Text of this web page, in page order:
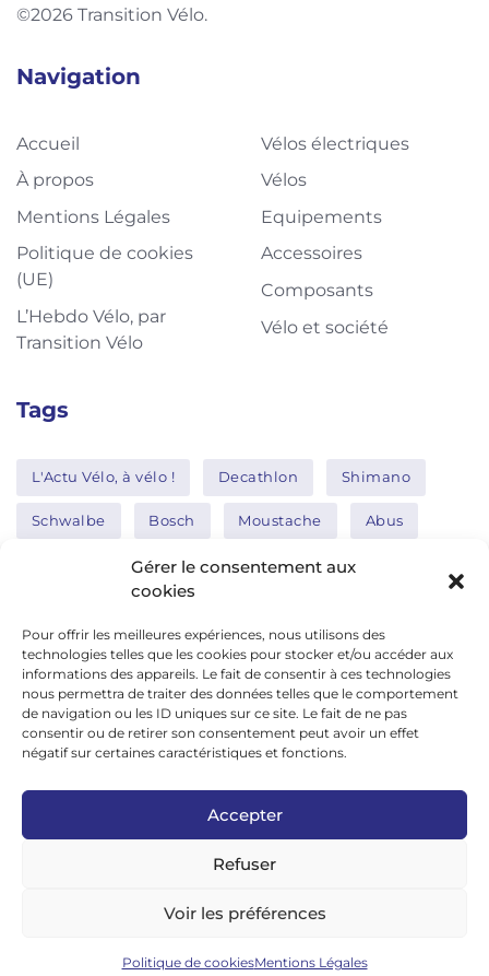
Gérer le consentement aux
cookies
Pour offrir les meilleures expériences, nous utilisons des
technologies telles que les cookies pour stocker et/ou accéder aux
informations des appareils. Le fait de consentir à ces technologies
nous permettra de traiter des données telles que le comportement
de navigation ou les ID uniques sur ce site. Le fait de ne pas
consentir ou de retirer son consentement peut avoir un effet
négatif sur certaines caractéristiques et fonctions.
Accepter
Refuser
Voir les préférences
Politique de cookiesMentions Légales
©2026 Transition Vélo.
Navigation
Accueil
À propos
Mentions Légales
Politique de cookies
(UE)
L’Hebdo Vélo, par
Transition Vélo
Vélos électriques
Vélos
Equipements
Accessoires
Composants
Vélo et société
Tags
L'Actu Vélo, à vélo ! Decathlon Shimano
Schwalbe Bosch Moustache Abus
Thule Nakamura
Réseaux sociaux
google news
facebook
twitter